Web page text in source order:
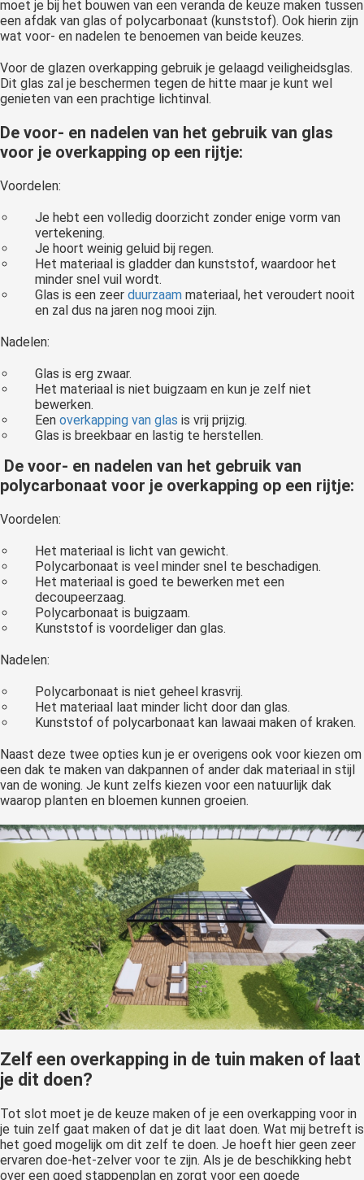
moet je bij het bouwen van een veranda de keuze maken tussen
een afdak van glas of polycarbonaat (kunststof). Ook hierin zijn
wat voor- en nadelen te benoemen van beide keuzes.
Voor de glazen overkapping gebruik je gelaagd veiligheidsglas.
Dit glas zal je beschermen tegen de hitte maar je kunt wel
genieten van een prachtige lichtinval.
De voor- en nadelen van het gebruik van glas
voor je overkapping op een rijtje:
Voordelen:
Je hebt een volledig doorzicht zonder enige vorm van
vertekening.
Je hoort weinig geluid bij regen.
Het materiaal is gladder dan kunststof, waardoor het
minder snel vuil wordt.
Glas is een zeerduurzaam materiaal, het veroudert nooit
en zal dus na jaren nog mooi zijn.
Nadelen:
Glas is erg zwaar.
Het materiaal is niet buigzaam en kun je zelf niet
bewerken.
Eenoverkapping van glas is vrij prijzig.
Glas is breekbaar en lastig te herstellen.
De voor- en nadelen van het gebruik van
polycarbonaat voor je overkapping op een rijtje:
Voordelen:
Het materiaal is licht van gewicht.
Polycarbonaat is veel minder snel te beschadigen.
Het materiaal is goed te bewerken met een
decoupeerzaag.
Polycarbonaat is buigzaam.
Kunststof is voordeliger dan glas.
Nadelen:
Polycarbonaat is niet geheel krasvrij.
Het materiaal laat minder licht door dan glas.
Kunststof of polycarbonaat kan lawaai maken of kraken.
Naast deze twee opties kun je er overigens ook voor kiezen om
een dak te maken van dakpannen of ander dak materiaal in stijl
van de woning. Je kunt zelfs kiezen voor een natuurlijk dak
waarop planten en bloemen kunnen groeien.
Zelf een overkapping in de tuin maken of laat
je dit doen?
Tot slot moet je de keuze maken of je een overkapping voor in
je tuin zelf gaat maken of dat je dit laat doen. Wat mij betreft is
het goed mogelijk om dit zelf te doen. Je hoeft hier geen zeer
ervaren doe-het-zelver voor te zijn. Als je de beschikking hebt
over een goed stappenplan en zorgt voor een goede